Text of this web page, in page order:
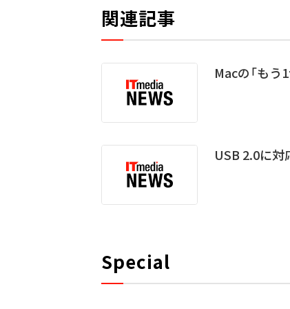
関連記事
Macの「も
USB 2.0に対
Special